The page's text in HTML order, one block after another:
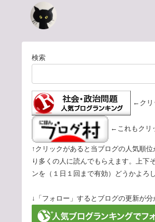
検索
←クリ
←これもクリ
↑クリックがあると当ブログの人気順位
り多くの人に読んでもらえます。上下
ンを（１日１回まで有効）どうかよろし
↓「フォロー」するとブログの更新が分